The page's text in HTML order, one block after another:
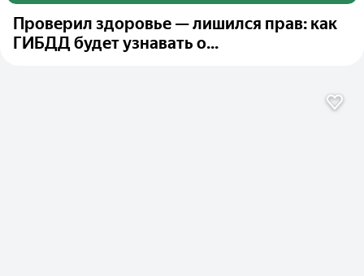
Проверил здоровье — лишился прав: как
ГИБДД будет узнавать о...